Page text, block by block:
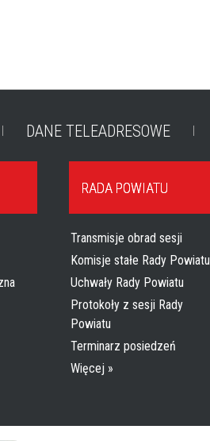
DANE TELEADRESOWE
RADA POWIATU
Transmisje obrad sesji
Komisje stałe Rady Powiatu
Uchwały Rady Powiatu
Protokoły z sesji Rady
Powiatu
Terminarz posiedzeń
Więcej »